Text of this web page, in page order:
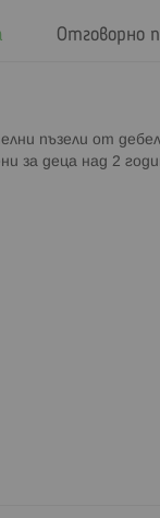
пъзели от
за деца над 2
Отговорно